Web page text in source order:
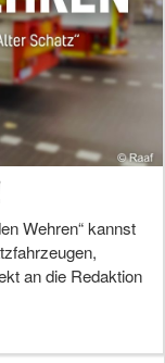
Wehren“ kannst
an die Redaktion